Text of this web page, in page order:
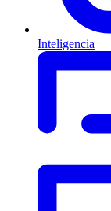
Inteligencia